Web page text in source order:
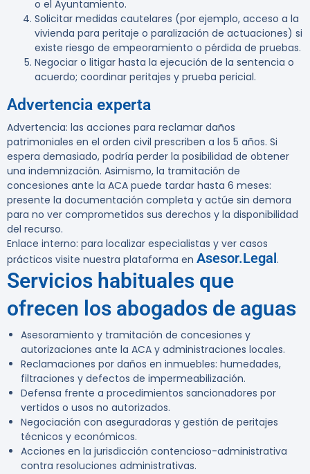
o el Ayuntamiento.
Solicitar medidas cautelares (por ejemplo, acceso a la
vivienda para peritaje o paralización de actuaciones) si
existe riesgo de empeoramiento o pérdida de pruebas.
Negociar o litigar hasta la ejecución de la sentencia o
acuerdo; coordinar peritajes y prueba pericial.
Advertencia experta
Advertencia: las acciones para reclamar daños
patrimoniales en el orden civil prescriben a los 5 años. Si
espera demasiado, podría perder la posibilidad de obtener
una indemnización. Asimismo, la tramitación de
concesiones ante la ACA puede tardar hasta 6 meses:
presente la documentación completa y actúe sin demora
para no ver comprometidos sus derechos y la disponibilidad
del recurso.
Enlace interno: para localizar especialistas y ver casos
prácticos visite nuestra plataforma en Asesor.Legal.
Servicios habituales que
ofrecen los abogados de aguas
Asesoramiento y tramitación de concesiones y
autorizaciones ante la ACA y administraciones locales.
Reclamaciones por daños en inmuebles: humedades,
filtraciones y defectos de impermeabilización.
Defensa frente a procedimientos sancionadores por
vertidos o usos no autorizados.
Negociación con aseguradoras y gestión de peritajes
técnicos y económicos.
Acciones en la jurisdicción contencioso-administrativa
contra resoluciones administrativas.